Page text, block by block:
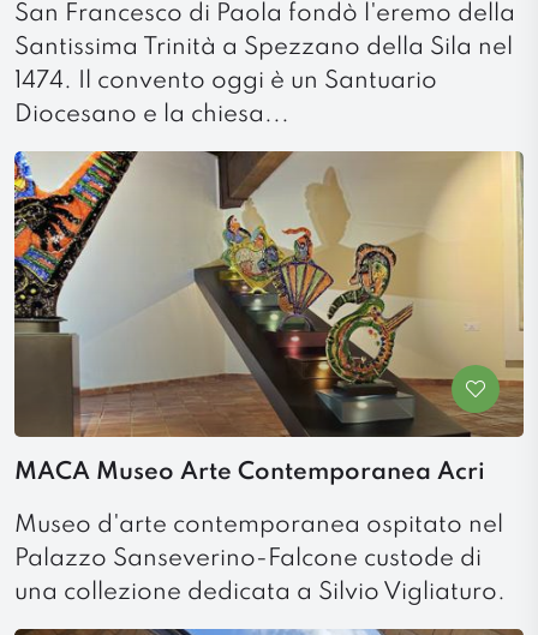
San Francesco di Paola fondò l'eremo della
Santissima Trinità a Spezzano della Sila nel
1474. Il convento oggi è un Santuario
Diocesano e la chiesa...
MACA Museo Arte Contemporanea Acri
Museo d'arte contemporanea ospitato nel
Palazzo Sanseverino-Falcone custode di
una collezione dedicata a Silvio Vigliaturo.